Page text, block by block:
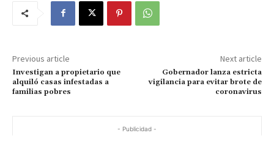
Previous article
Investigan a propietario que
alquiló casas infestadas a
familias pobres
Next article
Gobernador lanza estricta
vigilancia para evitar brote de
coronavirus
- Publicidad -